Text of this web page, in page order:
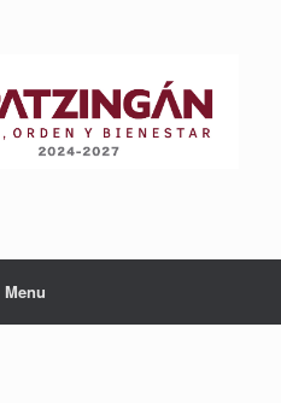
Menu